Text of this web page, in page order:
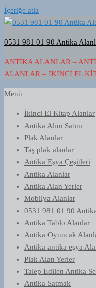
İçeriğe atla
0531 981 01 90 Antika
ANTIKA ALANLAR –
ALANLAR – İKINCI EL
Menü
İkinci El Kitap Alanlar
Antika Alım Satım
Plak Alanlar
Taş plak alanlar
Antika Eşya Çeşitleri
Antika Alanlar
Antika Alan Yerler
Mobilya Alanlar
0531 981 01 90
Antika Tablo Alanlar
Antika Oyuncak
Antika antika eşya
Plak Alan Yerler
Talep Edilen Antika
Antika Satmak